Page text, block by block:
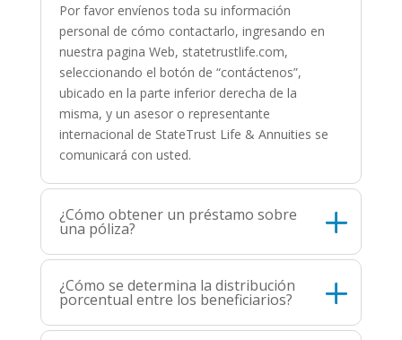
Por favor envíenos toda su información
personal de cómo contactarlo, ingresando en
nuestra pagina Web, statetrustlife.com,
seleccionando el botón de “contáctenos”,
ubicado en la parte inferior derecha de la
misma, y un asesor o representante
internacional de StateTrust Life & Annuities se
comunicará con usted.
¿Cómo obtener un préstamo sobre
una póliza?
¿Cómo se determina la distribución
porcentual entre los beneficiarios?